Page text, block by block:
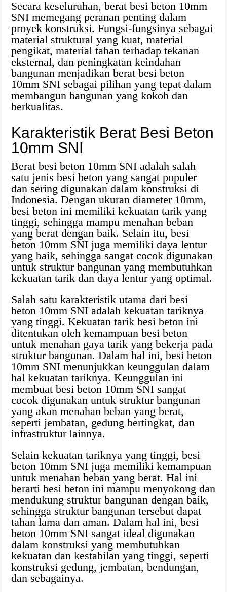
Secara keseluruhan, berat besi beton 10mm
SNI memegang peranan penting dalam
proyek konstruksi. Fungsi-fungsinya sebagai
material struktural yang kuat, material
pengikat, material tahan terhadap tekanan
eksternal, dan peningkatan keindahan
bangunan menjadikan berat besi beton
10mm SNI sebagai pilihan yang tepat dalam
membangun bangunan yang kokoh dan
berkualitas.
Karakteristik Berat Besi Beton
10mm SNI
Berat besi beton 10mm SNI adalah salah
satu jenis besi beton yang sangat populer
dan sering digunakan dalam konstruksi di
Indonesia. Dengan ukuran diameter 10mm,
besi beton ini memiliki kekuatan tarik yang
tinggi, sehingga mampu menahan beban
yang berat dengan baik. Selain itu, besi
beton 10mm SNI juga memiliki daya lentur
yang baik, sehingga sangat cocok digunakan
untuk struktur bangunan yang membutuhkan
kekuatan tarik dan daya lentur yang optimal.
Salah satu karakteristik utama dari besi
beton 10mm SNI adalah kekuatan tariknya
yang tinggi. Kekuatan tarik besi beton ini
ditentukan oleh kemampuan besi beton
untuk menahan gaya tarik yang bekerja pada
struktur bangunan. Dalam hal ini, besi beton
10mm SNI menunjukkan keunggulan dalam
hal kekuatan tariknya. Keunggulan ini
membuat besi beton 10mm SNI sangat
cocok digunakan untuk struktur bangunan
yang akan menahan beban yang berat,
seperti jembatan, gedung bertingkat, dan
infrastruktur lainnya.
Selain kekuatan tariknya yang tinggi, besi
beton 10mm SNI juga memiliki kemampuan
untuk menahan beban yang berat. Hal ini
berarti besi beton ini mampu menyokong dan
mendukung struktur bangunan dengan baik,
sehingga struktur bangunan tersebut dapat
tahan lama dan aman. Dalam hal ini, besi
beton 10mm SNI sangat ideal digunakan
dalam konstruksi yang membutuhkan
kekuatan dan kestabilan yang tinggi, seperti
konstruksi gedung, jembatan, bendungan,
dan sebagainya.